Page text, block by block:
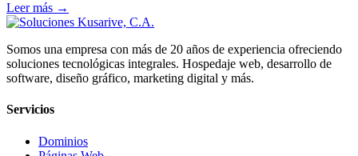
Leer más →
Somos una empresa con más de 20 años de experiencia ofreciendo
soluciones tecnológicas integrales. Hospedaje web, desarrollo de
software, diseño gráfico, marketing digital y más.
Servicios
Dominios